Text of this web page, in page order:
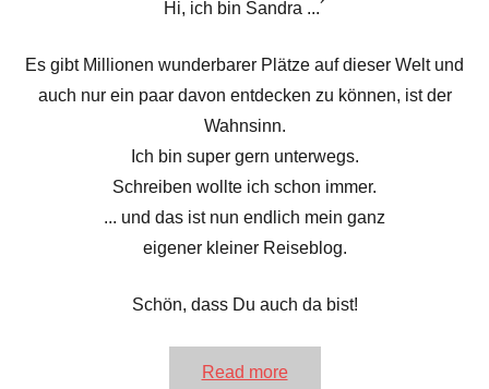
Hi, ich bin Sandra ...´
Es gibt Millionen wunderbarer Plätze auf dieser Welt und
auch nur ein paar davon entdecken zu können, ist der
Wahnsinn.
Ich bin super gern unterwegs.
Schreiben wollte ich schon immer.
... und das ist nun endlich mein ganz
eigener kleiner Reiseblog.
Schön, dass Du auch da bist!
Read more